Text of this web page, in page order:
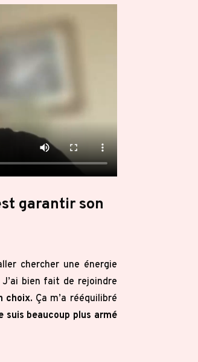
garantir son
chercher une énergie
bien fait de rejoindre
choix. Ça m’a rééquilibré
suis beaucoup plus armé